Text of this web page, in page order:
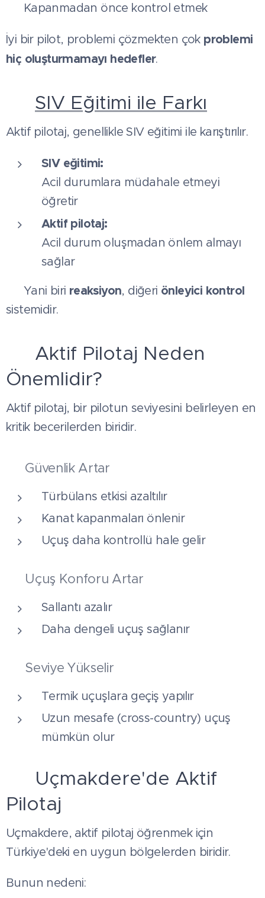
👉 Kapanmadan önce kontrol etmek
İyi bir pilot, problemi çözmekten çok problemi
hiç oluşturmamayı hedefler.
SIV Eğitimi ile Farkı
Aktif pilotaj, genellikle SIV eğitimi ile karıştırılır.
SIV eğitimi:
Acil durumlara müdahale etmeyi
öğretir
Aktif pilotaj:
Acil durum oluşmadan önlem almayı
sağlar
👉 Yani biri reaksiyon, diğeri önleyici kontrol
sistemidir.
🛠️ Aktif Pilotaj Neden
Önemlidir?
Aktif pilotaj, bir pilotun seviyesini belirleyen en
kritik becerilerden biridir.
✔ Güvenlik Artar
Türbülans etkisi azaltılır
Kanat kapanmaları önlenir
Uçuş daha kontrollü hale gelir
✔ Uçuş Konforu Artar
Sallantı azalır
Daha dengeli uçuş sağlanır
✔ Seviye Yükselir
Termik uçuşlara geçiş yapılır
Uzun mesafe (cross-country) uçuş
mümkün olur
📍 Uçmakdere'de Aktif
Pilotaj
Uçmakdere, aktif pilotaj öğrenmek için
Türkiye'deki en uygun bölgelerden biridir.
Bunun nedeni: